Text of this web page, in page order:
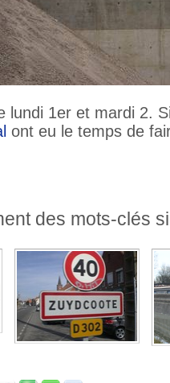
lundi 1er et mardi 2.
ont eu le temps de
des mots-clés